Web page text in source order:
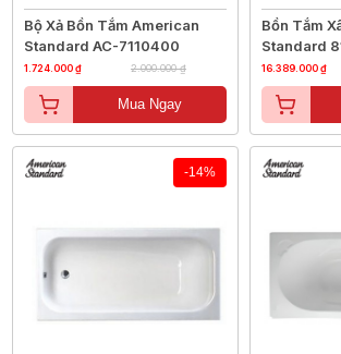
Bộ Xả Bồn Tắm American
Standard AC-7110400
1.724.000 ₫ 2.000.000 ₫
Mua Ngay
Bồn Tắm
Standard
16.389.000 ₫
-14%